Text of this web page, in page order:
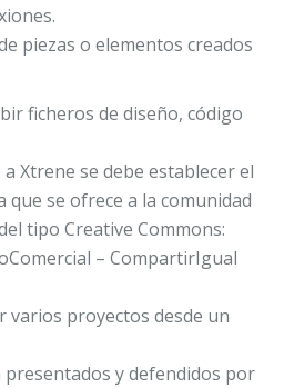
piezas o elementos creados
ficheros de diseño, código
Xtrene se debe establecer el
que se ofrece a la comunidad
tipo Creative Commons:
– CompartirIgual
varios proyectos desde un
y defendidos por